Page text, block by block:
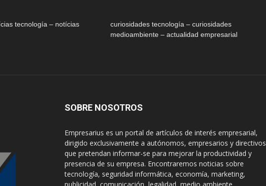
tecnología – notícias
curiosidades tecnología – curiosidades
medioambiente – actualidad empresarial
SOBRE NOSOTROS
Empresarius es un portal de artículos de interés empresarial,
dirigido exclusivamente a autónomos, empresarios y directivos
que pretendan informar-se para mejorar la productividad y
presencia de su empresa. Encontraremos noticias sobre
tecnología, seguridad informática, economía, marketing,